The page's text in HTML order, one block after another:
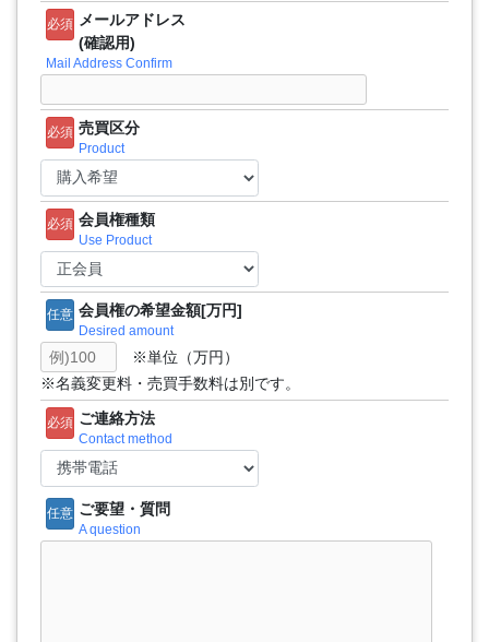
必須 メールアドレス
(確認用)
Mail Address Confirm
必須 売買区分
Product
必須 会員権種類
Use Product
任意 会員権の希望金額[万円]
Desired amount
※単位（万円）
※名義変更料・売買手数料は別です。
必須 ご連絡方法
Contact method
任意 ご要望・質問
A question